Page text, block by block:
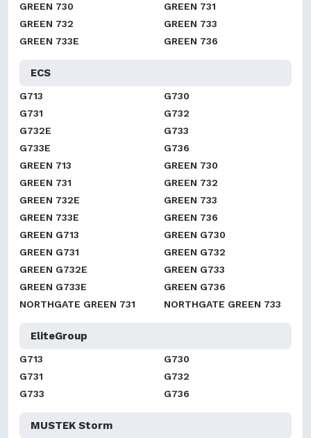
GREEN 730
GREEN 731
GREEN 732
GREEN 733
GREEN 733E
GREEN 736
ECS
G713
G730
G731
G732
G732E
G733
G733E
G736
GREEN 713
GREEN 730
GREEN 731
GREEN 732
GREEN 732E
GREEN 733
GREEN 733E
GREEN 736
GREEN G713
GREEN G730
GREEN G731
GREEN G732
GREEN G732E
GREEN G733
GREEN G733E
GREEN G736
NORTHGATE GREEN 731
NORTHGATE GREEN 733
EliteGroup
G713
G730
G731
G732
G733
G736
MUSTEK Storm